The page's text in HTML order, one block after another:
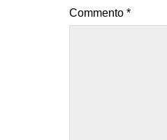
Commento *